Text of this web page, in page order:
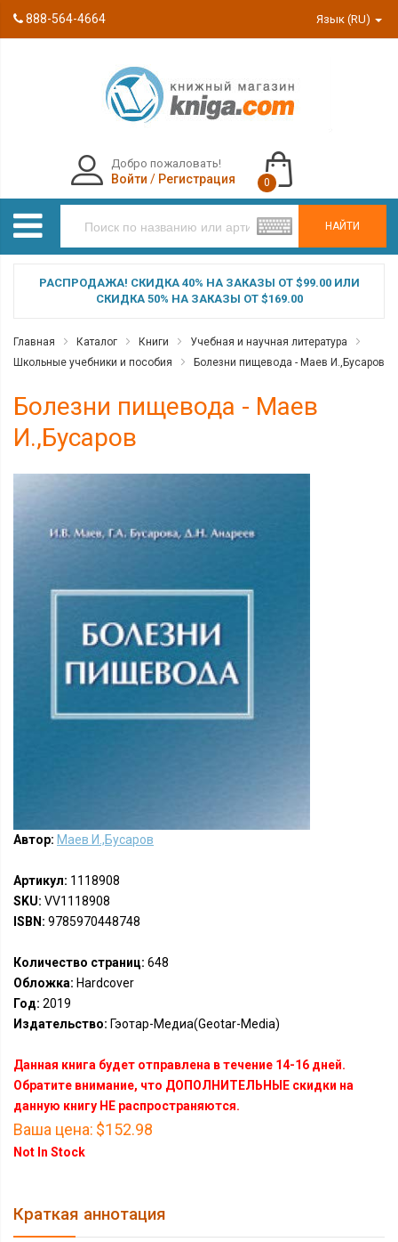
888-564-4664 Язык (RU)
НАЙТИ
Добро пожаловать!
Войти / Регистрация 0
РАСПРОДАЖА! СКИДКА 40% НА ЗАКАЗЫ ОТ $99.00 ИЛИ
СКИДКА 50% НА ЗАКАЗЫ ОТ $169.00
Главная Каталог Книги
Учебная и научная литература
Школьные учебники и пособия
Болезни пищевода - Маев И.,Бусаров
Болезни пищевода - Маев
И.,Бусаров
Автор: Маев И.,Бусаров
Артикул: 1118908
SKU: VV1118908
ISBN: 9785970448748
Количество страниц: 648
Обложка: Hardcover
Год: 2019
Издательство: Гэотар-Медиа(Geotar-Media)
Данная книга будет отправлена в течение 14-16 дней.
Обратите внимание, что ДОПОЛНИТЕЛЬНЫЕ скидки на
данную книгу НЕ распространяются.
Ваша цена: $152.98
Not In Stock
Краткая аннотация